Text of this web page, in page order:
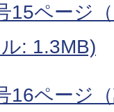
15ページ
: 1.3MB)
16ページ